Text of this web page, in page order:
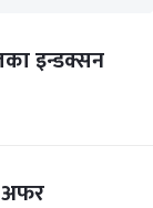
इन्डक्सन
अफर